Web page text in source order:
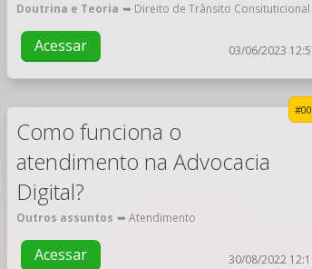
Doutrina e Teoria ➥ Direito de Trânsito Consituticional
Acessar 03/06/2023
Como funciona o
atendimento na Advocacia
Digital?
Outros assuntos ➥ Atendimento
Acessar 30/08/2022